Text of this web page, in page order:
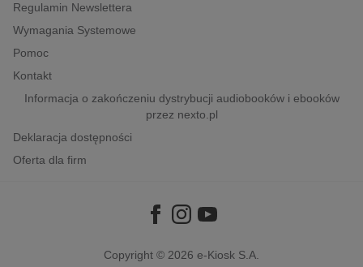
popularno-naukowe
historia
Regulamin Newslettera
Wymagania Systemowe
Pomoc
Kontakt
Informacja o zakończeniu dystrybucji audiobooków i ebooków
przez nexto.pl
Deklaracja dostępności
Oferta dla firm
Copyright © 2026 e-Kiosk S.A.